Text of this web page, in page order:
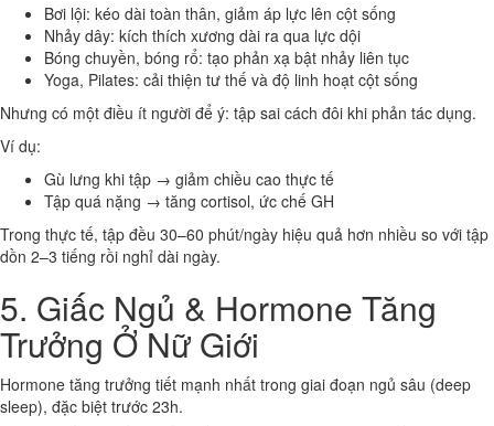
Bơi lội: kéo dài toàn thân, giảm áp lực lên cột sống
Nhảy dây: kích thích xương dài ra qua lực dội
Bóng chuyền, bóng rổ: tạo phản xạ bật nhảy liên tục
Yoga, Pilates: cải thiện tư thế và độ linh hoạt cột sống
Nhưng có một điều ít người để ý: tập sai cách đôi khi phản tác dụng.
Ví dụ:
Gù lưng khi tập → giảm chiều cao thực tế
Tập quá nặng → tăng cortisol, ức chế GH
Trong thực tế, tập đều 30–60 phút/ngày hiệu quả hơn nhiều so với tập
dồn 2–3 tiếng rồi nghỉ dài ngày.
5. Giấc Ngủ & Hormone Tăng
Trưởng Ở Nữ Giới
Hormone tăng trưởng tiết mạnh nhất trong giai đoạn ngủ sâu (deep
sleep), đặc biệt trước 23h.